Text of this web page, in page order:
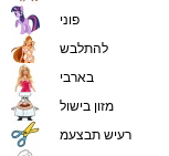
פוני
להתלבש
בארבי
מזון בישול
רעיש תבצעמ